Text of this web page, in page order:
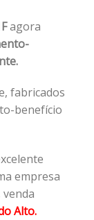
agora
fabricados
benefício
empresa
Alto.